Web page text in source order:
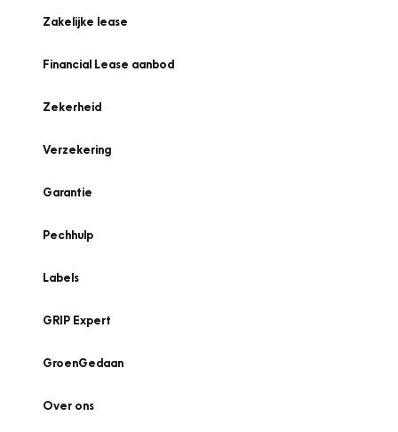
Zakelijke lease
Financial Lease aanbod
Zekerheid
Verzekering
Garantie
Pechhulp
Labels
GRIP Expert
GroenGedaan
Over ons